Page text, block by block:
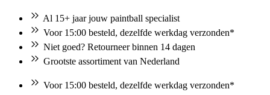
Al 15+ jaar jouw paintball specialist
Voor 15:00 besteld, dezelfde werkdag verzonden*
Niet goed? Retourneer binnen 14 dagen
Grootste assortiment van Nederland
Voor 15:00 besteld, dezelfde werkdag verzonden*